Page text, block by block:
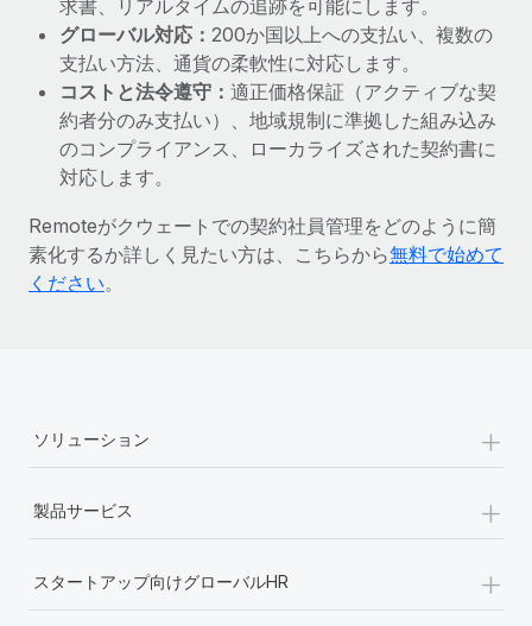
給与詐欺：種類、事例、ビジネスを守る方法
給与, 賃金は詐欺の特に魅力的な標的です。多額の資金がシステ
ム間で頻繁に移動しているためです。このため、自社のビジネス
を保護することは極めて重要です。...
詳細を見る
求書、リアルタイムの追跡を可能にします。
グローバル対応： 200か国以上への支払い、複数の
支払い方法、通貨の柔軟性に対応します。
コストと法令遵守： 適正価格保証（アクティブな契
約者分のみ支払い）、地域規制に準拠した組み込み
のコンプライアンス、ローカライズされた契約書に
対応します。
Remoteがクウェートでの契約社員管理をどのように簡
素化するか詳しく見たい方は、こちらから無料で始めて
ください。
ソリューション +
製品サービス +
スタートアップ向けグローバルHR +